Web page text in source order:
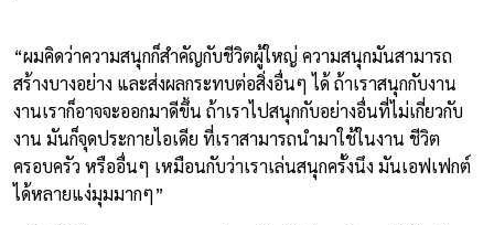
“ผมคิดว่าความสนุกก็สำคัญกับชีวิตผู้ใหญ่ ความสนุกมันสามารถ
สร้างบางอย่าง และส่งผลกระทบต่อสิ่งอื่นๆ ได้ ถ้าเราสนุกกับงาน
งานเราก็อาจจะออกมาดีขึ้น ถ้าเราไปสนุกกับอย่างอื่นที่ไม่เกี่ยวกับ
งาน มันก็จุดประกายไอเดีย ที่เราสามารถนำมาใช้ในงาน ชีวิต
ครอบครัว หรืออื่นๆ เหมือนกับว่าเราเล่นสนุกครั้งนึง มันเอฟเฟกต์
ได้หลายแง่มุมมากๆ”